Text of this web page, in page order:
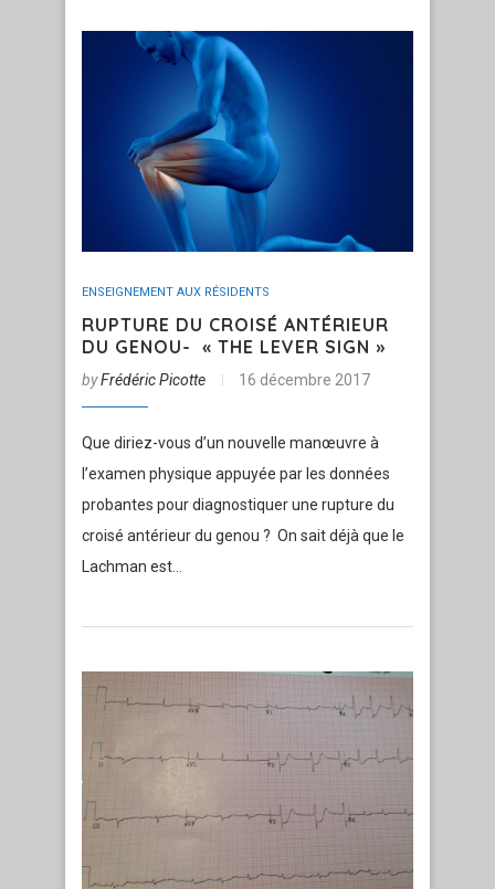
ENSEIGNEMENT AUX RÉSIDENTS
RUPTURE DU CROISÉ ANTÉRIEUR
DU GENOU- « THE LEVER SIGN »
byFrédéric Picotte 16 décembre 2017
Que diriez-vous d’un nouvelle manœuvre à
l’examen physique appuyée par les données
probantes pour diagnostiquer une rupture du
croisé antérieur du genou ? On sait déjà que le
Lachman est…